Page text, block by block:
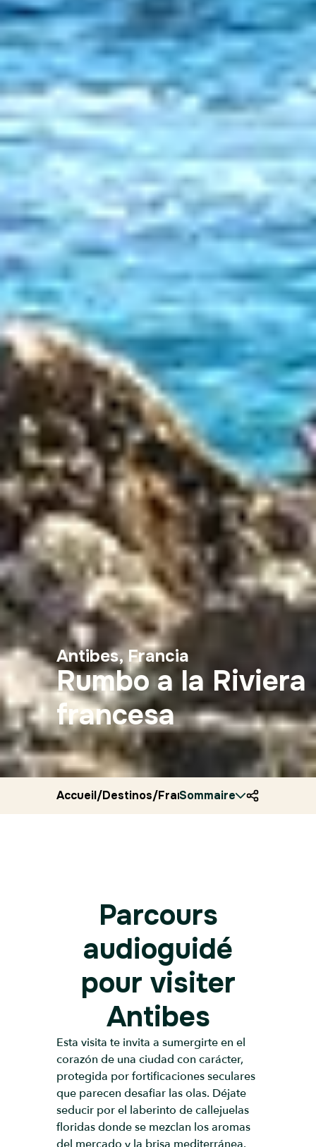
Antibes, Francia
Rumbo a la Riviera
francesa
Accueil/Destinos/Francia/Ryocity/Antibes
Sommaire
Parcours
audioguidé
pour visiter
Antibes
Esta visita te invita a sumergirte en el
corazón de una ciudad con carácter,
protegida por fortificaciones seculares
que parecen desafiar las olas. Déjate
seducir por el laberinto de callejuelas
floridas donde se mezclan los aromas